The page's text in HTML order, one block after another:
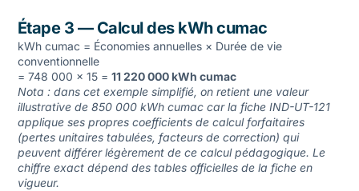
Étape 3 — Calcul des kWh cumac
kWh cumac = Économies annuelles × Durée de vie
conventionnelle
= 748 000 × 15 = 11 220 000 kWh cumac
Nota : dans cet exemple simplifié, on retient une valeur
illustrative de 850 000 kWh cumac car la fiche IND-UT-121
applique ses propres coefficients de calcul forfaitaires
(pertes unitaires tabulées, facteurs de correction) qui
peuvent différer légèrement de ce calcul pédagogique. Le
chiffre exact dépend des tables officielles de la fiche en
vigueur.